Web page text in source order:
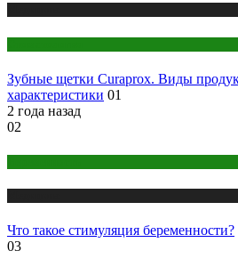
Зубные щетки Curaprox. Виды
характеристики 01
2 года назад
02
Что такое стимуляция беременности?
03